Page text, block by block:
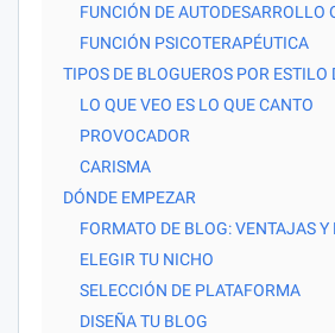
FUNCIÓN DE AUTODESARROLLO
FUNCIÓN PSICOTERAPÉUTICA
TIPOS DE BLOGUEROS POR ESTILO
LO QUE VEO ES LO QUE CANTO
PROVOCADOR
CARISMA
DÓNDE EMPEZAR
FORMATO DE BLOG: VENTAJAS Y
ELEGIR TU NICHO
SELECCIÓN DE PLATAFORMA
DISEÑA TU BLOG